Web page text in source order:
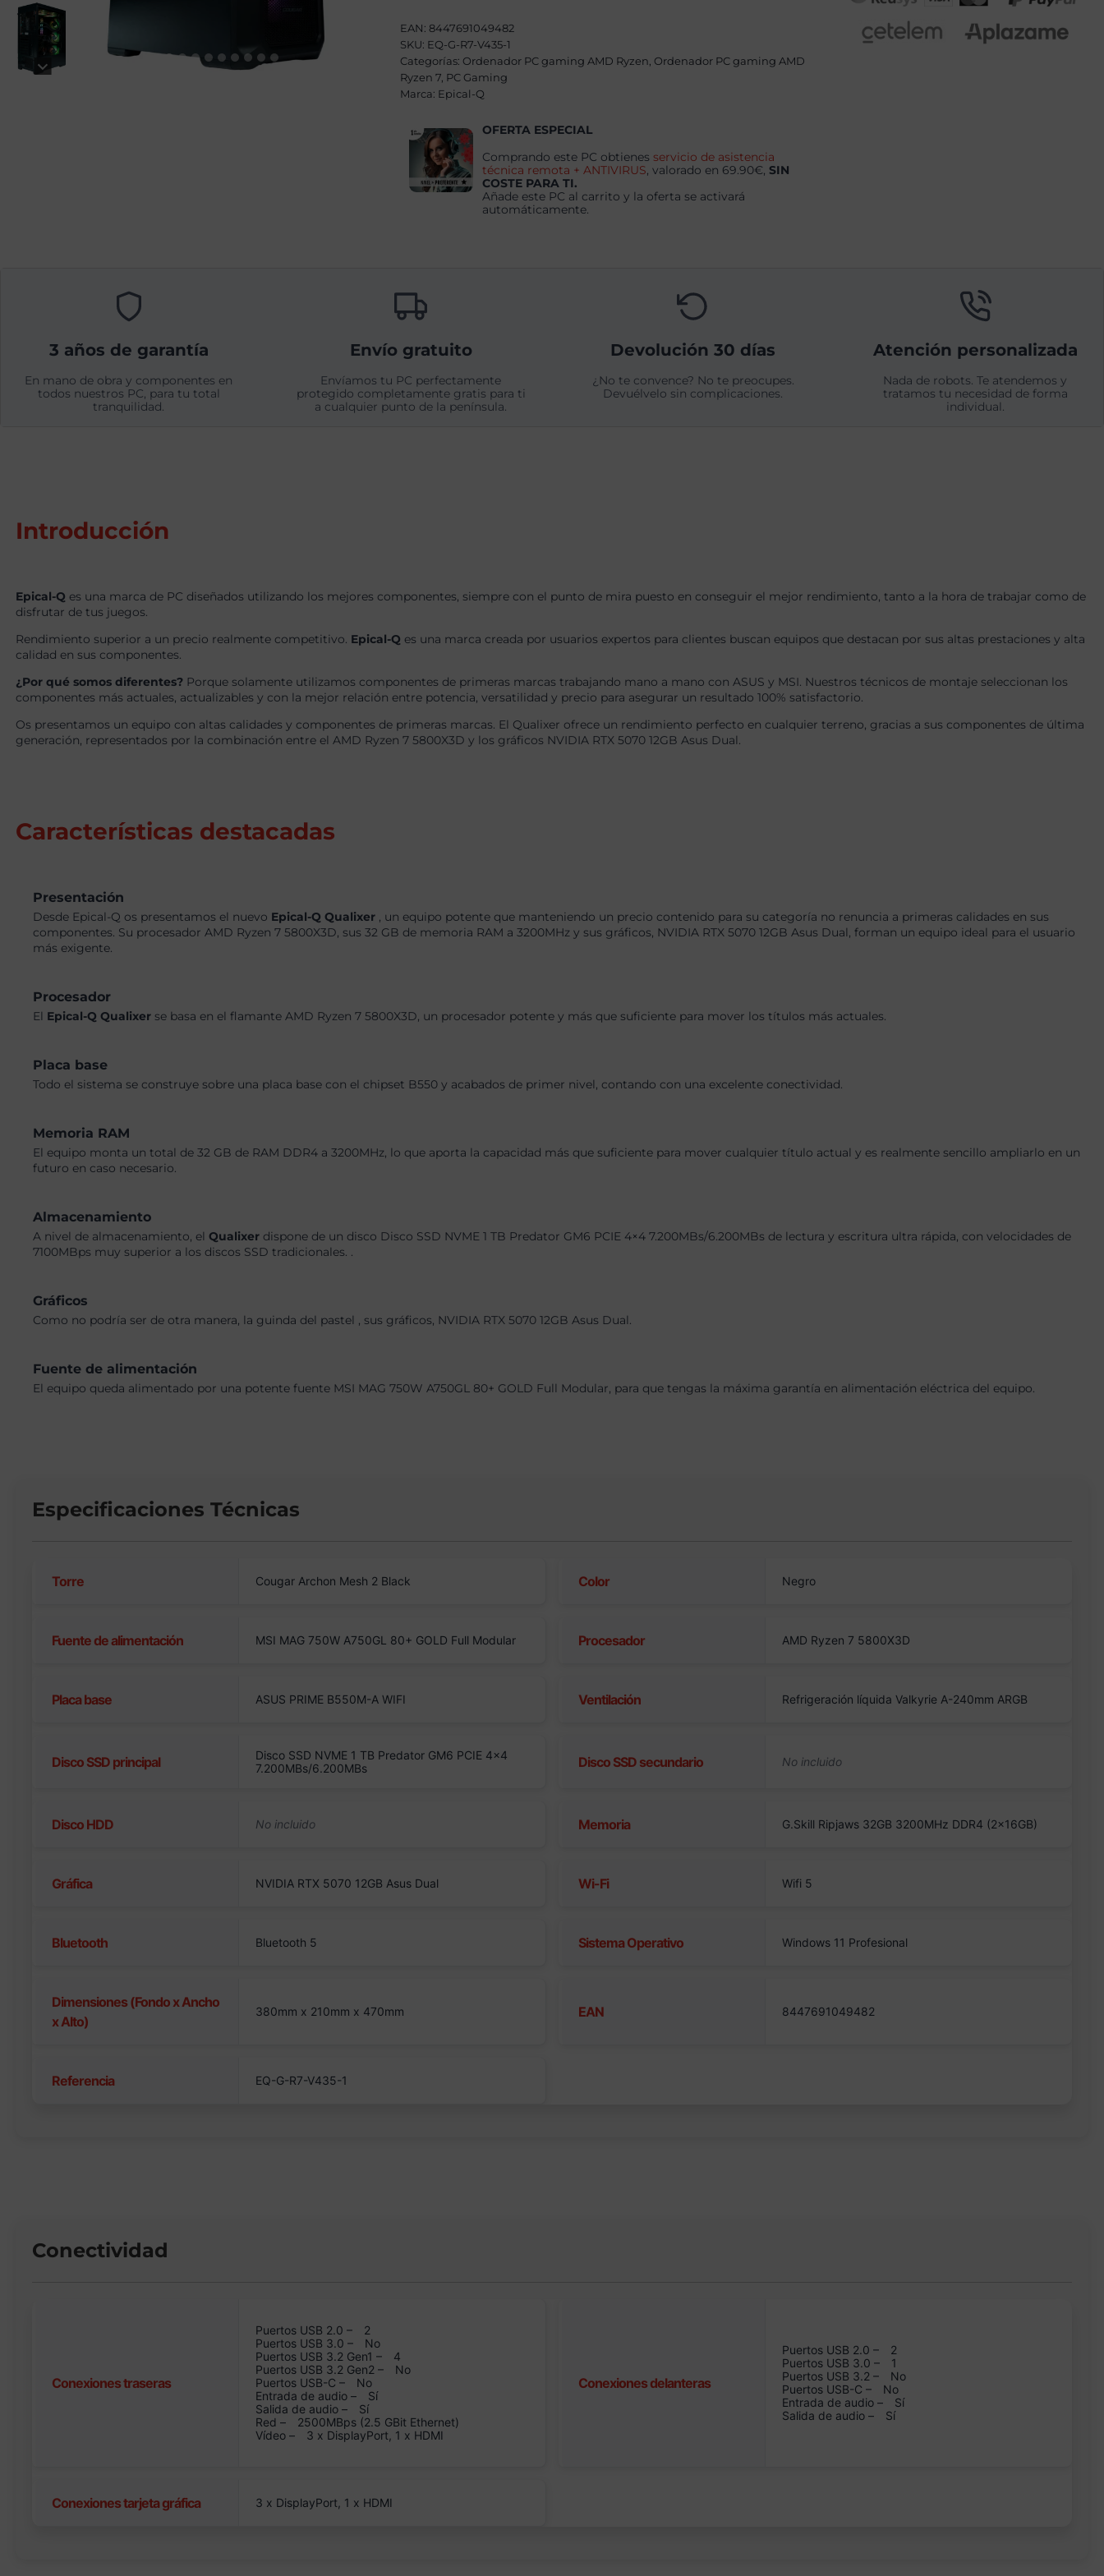
Ryzen
7
5800X3D,
32GB,
1TB
SSD
NVME
RTX
5070
+
Windows
11
Pro
EAN: 8447691049482
SKU: EQ-G-R7-V435-1
Categorías: Ordenador PC gaming AMD Ryzen Ordenador PC gaming AMD
Ryzen 7, PC Gaming
Marca: Epical-Q
OFERTA ESPECIAL
Comprando este PC obtienes servicio de asistencia
técnica remota + ANTIVIRUS, valorado en 69.90€, SIN
COSTE PARA TI.
Añade este PC al carrito y la oferta se activará
automáticamente.
3 años de garantía
En mano de obra y componentes en
todos nuestros PC, para tu total
tranquilidad.
Envío gratuito
Envíamos tu PC perfectamente
protegido completamente gratis para ti
a cualquier punto de la península.
Devolución 30 días
¿No te convence? No te preocupes.
Devuélvelo sin complicaciones.
Atención personalizada
Nada de robots. Te atendemos y
tratamos tu necesidad de forma
individual.
Introducción
Epical-Q es una marca de PC diseñados utilizando los mejores componentes, siempre con el punto de mira puesto en conseguir el mejor rendimiento, tanto a la hora de trabajar como de
disfrutar de tus juegos.
Rendimiento superior a un precio realmente competitivo. Epical-Q es una marca creada por usuarios expertos para clientes buscan equipos que destacan por sus altas prestaciones y alta
calidad en sus componentes.
¿Por qué somos diferentes? Porque solamente utilizamos componentes de primeras marcas trabajando mano a mano con ASUS y MSI. Nuestros técnicos de montaje seleccionan los
componentes más actuales, actualizables y con la mejor relación entre potencia, versatilidad y precio para asegurar un resultado 100% satisfactorio.
Os presentamos un equipo con altas calidades y componentes de primeras marcas. El Qualixer ofrece un rendimiento perfecto en cualquier terreno, gracias a sus componentes de última
generación, representados por la combinación entre el AMD Ryzen 7 5800X3D y los gráficos NVIDIA RTX 5070 12GB Asus Dual.
Características destacadas
Presentación
Desde Epical-Q os presentamos el nuevo Epical-Q Qualixer , un equipo potente que manteniendo un precio contenido para su categoría no renuncia a primeras calidades en sus
componentes. Su procesador AMD Ryzen 7 5800X3D, sus 32 GB de memoria RAM a 3200MHz y sus gráficos, NVIDIA RTX 5070 12GB Asus Dual, forman un equipo ideal para el usuario
más exigente.
Procesador
El Epical-Q Qualixer se basa en el flamante AMD Ryzen 7 5800X3D, un procesador potente y más que suficiente para mover los títulos más actuales.
Placa base
Todo el sistema se construye sobre una placa base con el chipset B550 y acabados de primer nivel, contando con una excelente conectividad.
Memoria RAM
El equipo monta un total de 32 GB de RAM DDR4 a 3200MHz, lo que aporta la capacidad más que suficiente para mover cualquier título actual y es realmente sencillo ampliarlo en un
futuro en caso necesario.
Almacenamiento
A nivel de almacenamiento, elQualixer dispone de un disco Disco SSD NVME 1 TB Predator GM6 PCIE 4×4 7.200MBs/6.200MBs de lectura y escritura ultra rápida, con velocidades de
7100MBps muy superior a los discos SSD tradicionales. .
Gráficos
Como no podría ser de otra manera, la guinda del pastel , sus gráficos, NVIDIA RTX 5070 12GB Asus Dual.
Fuente de alimentación
El equipo queda alimentado por una potente fuente MSI MAG 750W A750GL 80+ GOLD Full Modular, para que tengas la máxima garantía en alimentación eléctrica del equipo.
Especificaciones Técnicas
Torre Cougar Archon Mesh 2 Black Color Negro
Fuente de alimentación MSI MAG 750W A750GL 80+ GOLD Full Modular Procesador AMD Ryzen 7 5800X3D
Placa base ASUS PRIME B550M-A WIFI Ventilación Refrigeración líquida Valkyrie A-240mm ARGB
Disco SSD principal
Disco SSD NVME 1 TB Predator GM6 PCIE 4×4
7.200MBs/6.200MBs
Disco SSD secundario
Disco HDD Memoria G.Skill Ripjaws 32GB 3200MHz DDR4 (2x16GB)
Gráfica NVIDIA RTX 5070 12GB Asus Dual Wi-Fi Wifi 5
Bluetooth Bluetooth 5 Sistema Operativo Windows 11 Profesional
Dimensiones (Fondo x Ancho
x Alto)
380mm x 210mm x 470mm EAN 8447691049482
Referencia EQ-G-R7-V435-1
Conectividad
Conexiones traseras
Puertos USB 2.0 –
2
Puertos USB 3.0 –
No
Puertos USB 3.2 Gen1 –
4
Puertos USB 3.2 Gen2 –
No
Puertos USB-C –
No
Entrada de audio –
Sí
Salida de audio –
Sí
Red –
2500MBps (2.5 GBit Ethernet)
Vídeo –
3 x DisplayPort, 1 x HDMI
Conexiones delanteras
Puertos USB 2.0 –
2
Puertos USB 3.0 –
1
Puertos USB 3.2 –
No
Puertos USB-C –
No
Entrada de audio –
Sí
Salida de audio –
Sí
Conexiones tarjeta gráfica 3 x DisplayPort, 1 x HDMI